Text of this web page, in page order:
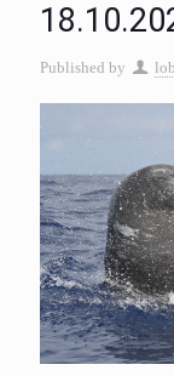
Published by